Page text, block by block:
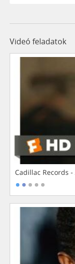
Videó feladatok
Cadillac Records